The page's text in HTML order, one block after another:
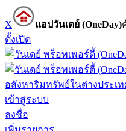
X แอปวันเดย์ (OneDay)
ตั้งเปิด
อสังหาริมทรัพย์ในต่างประเ
เข้าสู่ระบบ
ลงชื่อ